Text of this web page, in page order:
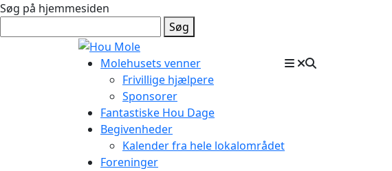
Søg på hjemmesiden
Søg
Molehusets venner
Frivillige hjælpere
Sponsorer
Fantastiske Hou Dage
Begivenheder
Kalender fra hele lokalområdet
Foreninger